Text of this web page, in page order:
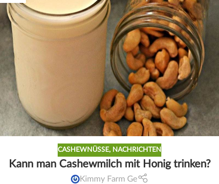
CASHEWNÜSSE, NACHRICHTEN
Kann man Cashewmilch mit Honig trinken?
Kimmy Farm Ge